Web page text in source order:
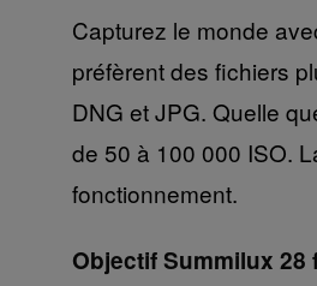
Capturez le monde
préfèrent des fichiers
DNG et JPG. Quelle
de 50 à 100 000 ISO.
fonctionnement.
Objectif Summilux 28